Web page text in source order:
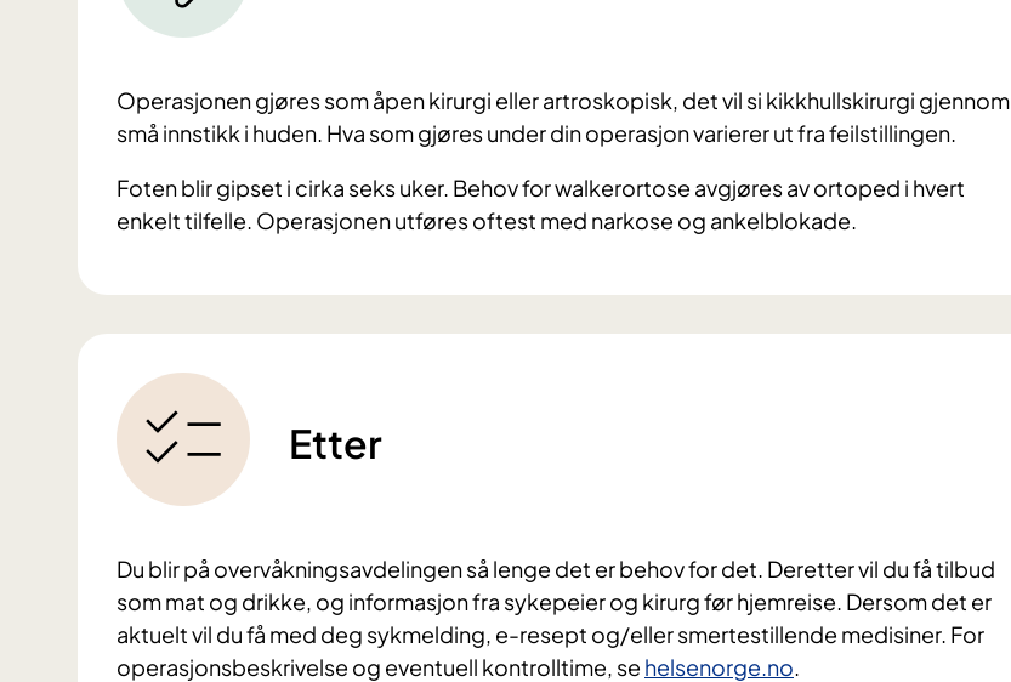
Operasjonen gjøres som åpen kirurgi eller artroskopisk, det vil si kikkhullskirurgi gjennom
små innstikk i huden. Hva som gjøres under din operasjon varierer ut fra feilstillingen.
Foten blir gipset i cirka seks uker. Behov for walkerortose avgjøres av ortoped i hvert
enkelt tilfelle. Operasjonen utføres oftest med narkose og ankelblokade.
Etter
Du blir på overvåkningsavdelingen så lenge det er behov for det. Deretter vil du få tilbud
som mat og drikke, og informasjon fra sykepeier og kirurg før hjemreise. Dersom det er
aktuelt vil du få med deg sykmelding, e-resept og/eller smertestillende medisiner. For
operasjonsbeskrivelse og eventuell kontrolltime, se helsenorge.no.